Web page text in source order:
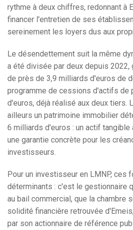
rythme à deux chiffres, redonnant à
financer l'entretien de ses
sereinement les loyers dus aux
Le désendettement suit la même
a été divisée par deux depuis 2022,
de près de 3,9 milliards d'euros de
programme de cessions d'actifs de
d'euros, déjà réalisé aux deux tiers.
ailleurs un patrimoine immobilier
6 milliards d'euros : un actif tangible
une garantie concrète pour les
investisseurs.
Pour un investisseur en LMNP, ces
déterminants : c'est le gestionnaire
au bail commercial, que la chambre
solidité financière retrouvée
par son actionnaire de référence